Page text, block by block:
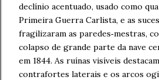
declínio acentuado, usado como
Primeira Guerra Carlista, e as
fragilizaram as paredes‑mestras,
colapso de grande parte da nave
em 1844. As ruínas visíveis
contrafortes laterais e os arcos